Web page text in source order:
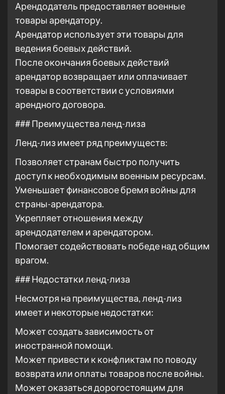
Арендодатель предоставляет военные
товары арендатору.
Арендатор использует эти товары для
ведения боевых действий.
После окончания боевых действий
арендатор возвращает или оплачивает
товары в соответствии с условиями
арендного договора.
### Преимущества ленд-лиза
Ленд-лиз имеет ряд преимуществ:
Позволяет странам быстро получить
доступ к необходимым военным ресурсам.
Уменьшает финансовое бремя войны для
страны-арендатора.
Укрепляет отношения между
арендодателем и арендатором.
Помогает содействовать победе над общим
врагом.
### Недостатки ленд-лиза
Несмотря на преимущества, ленд-лиз
имеет и некоторые недостатки:
Может создать зависимость от
иностранной помощи.
Может привести к конфликтам по поводу
возврата или оплаты товаров после войны.
Может оказаться дорогостоящим для